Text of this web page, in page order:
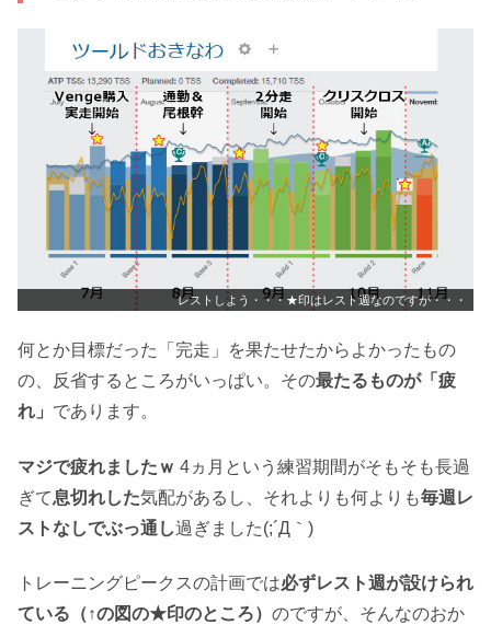
レストしよう・・・★印はレスト週なのですが・・・
何とか目標だった「完走」を果たせたからよかったもの
の、反省するところがいっぱい。その最たるものが「疲
れ」 であります。
マジで疲れましたｗ 4ヵ月という練習期間がそもそも長過
ぎて息切れした気配があるし、それよりも何よりも毎週レ
ストなしでぶっ通し過ぎました(;´Д｀)
トレーニングピークスの計画では必ずレスト週が設けられ
ている（↑の図の★印のところ） のですが、そんなのおか